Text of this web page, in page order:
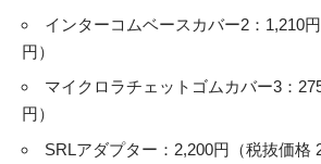
インターコムベースカバー2：1,210
円）
マイクロラチェットゴムカバー3：
円）
SRLアダプター：2,200円（税抜価格